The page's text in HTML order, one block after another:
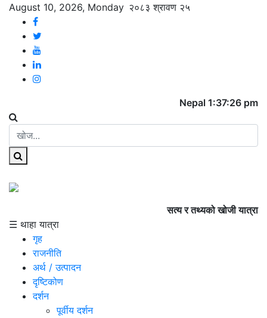
August 10, 2026, Monday २०८३ श्रावण २५
Nepal 1:37:26 pm
सत्य र तथ्यको खोजी यात्रा
☰ थाहा यात्रा
गृह
राजनीति
अर्थ / उत्पादन
दृष्टिकोण
दर्शन
पूर्वीय दर्शन